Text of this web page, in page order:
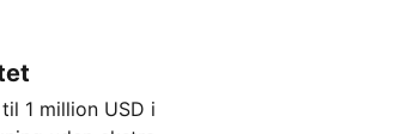
1 million USD i